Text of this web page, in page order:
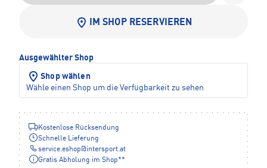
IM SHOP RESERVIEREN
Ausgewählter Shop
Shop wählen
Wähle einen Shop um die Verfügbarkeit zu sehen
Kostenlose Rücksendung
Schnelle Lieferung
service.eshop@intersport.at
Gratis Abholung im Shop**